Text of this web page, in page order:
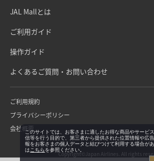
JAL Mallとは
ご利用ガイド
操作ガイド
よくあるご質問・お問い合わせ
ご利用規約
プライバシーポリシー
会社概要
Copyright©Japan Airlines. All rights
このサイトでは、お客さまに適したお得な商品やサービ
信等を行う目的で、第三者から提供された位置情報や広
報をお客さまの個人データと結びつけて利用する場合が
は こちらを参照ください。